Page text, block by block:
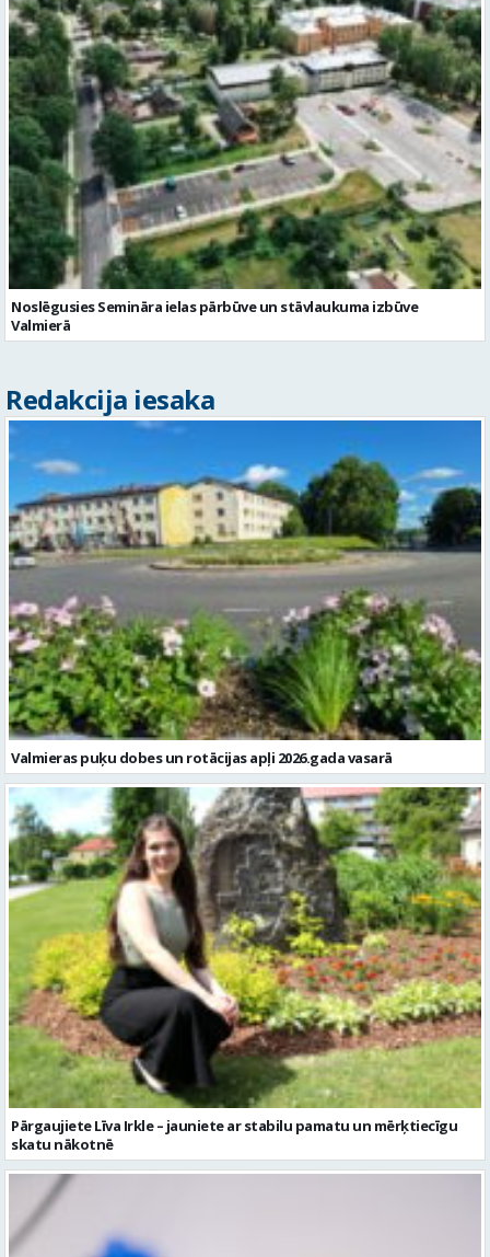
Noslēgusies Semināra ielas pārbūve un stāvlaukuma izbūve
Valmierā
Redakcija iesaka
Valmieras puķu dobes un rotācijas apļi 2026.gada vasarā
Pārgaujiete Līva Irkle – jauniete ar stabilu pamatu un mērķtiecīgu
skatu nākotnē